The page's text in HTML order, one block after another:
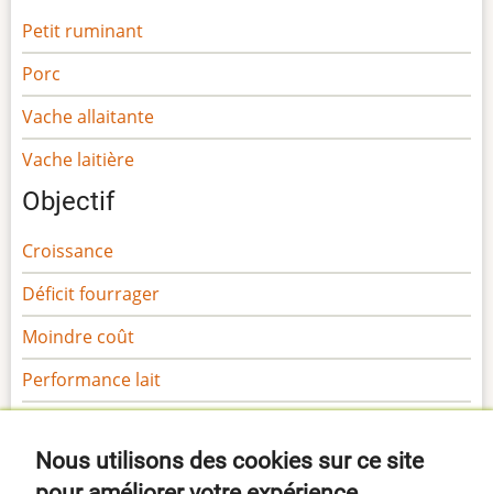
Petit ruminant
Porc
Vache allaitante
Vache laitière
Objectif
Croissance
Déficit fourrager
Moindre coût
Performance lait
Sécurité
Nous utilisons des cookies sur ce site